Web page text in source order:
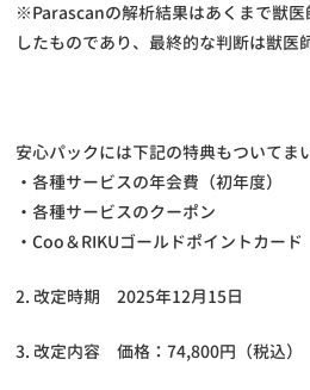
※Parascanの解析結果はあくまで獣医
したものであり、最終的な判断は獣医
安心パックには下記の特典もついてま
・各種サービスの年会費（初年度）
・各種サービスのクーポン
・Coo＆RIKUゴールドポイントカード
2. 改定時期 2025年12月15日
3. 改定内容 価格：74,800円（税込）